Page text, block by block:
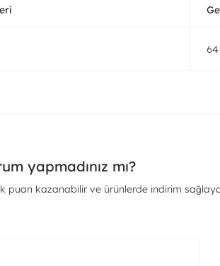
64
yapmadınız mı?
puan kazanabilir ve ürünlerde indirim